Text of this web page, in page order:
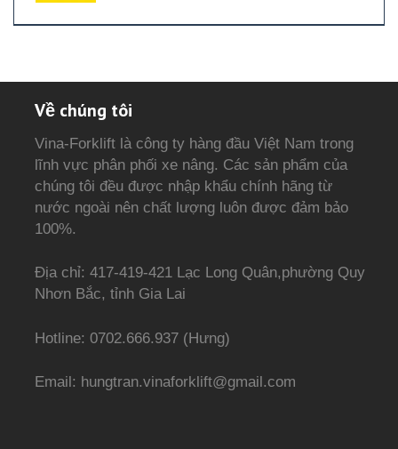
Về chúng tôi
Vina-Forklift là công ty hàng đầu Việt Nam trong
lĩnh vực phân phối xe nâng. Các sản phẩm của
chúng tôi đều được nhập khẩu chính hãng từ
nước ngoài nên chất lượng luôn được đảm bảo
100%.
Địa chỉ: 417-419-421 Lạc Long Quân,phường Quy
Nhơn Bắc, tỉnh Gia Lai
Hotline: 0702.666.937 (Hưng)
Email: hungtran.vinaforklift@gmail.com